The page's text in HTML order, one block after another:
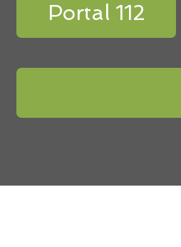
Portal 112